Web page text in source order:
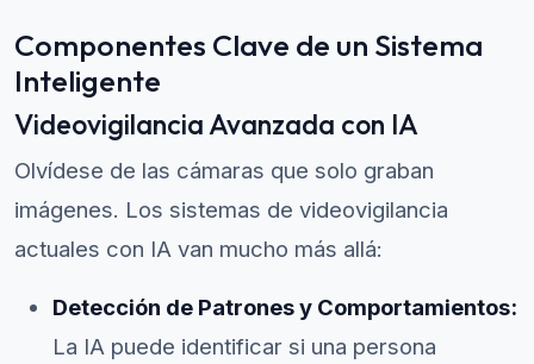
Componentes Clave de un Sistema
Inteligente
Videovigilancia Avanzada con IA
Olvídese de las cámaras que solo graban
imágenes. Los sistemas de videovigilancia
actuales con IA van mucho más allá:
Detección de Patrones y Comportamientos:
La IA puede identificar si una persona